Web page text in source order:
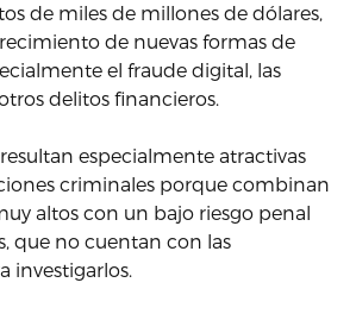
de miles de millones de dólares,
de nuevas formas de
el fraude digital, las
delitos financieros.
especialmente atractivas
criminales porque combinan
altos con un bajo riesgo penal
que no cuentan con las
investigarlos.